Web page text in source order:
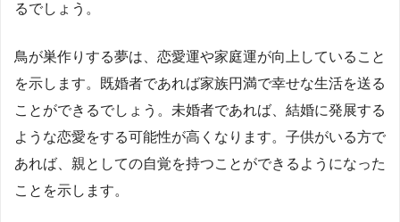
るでしょう。
鳥が巣作りする夢は、恋愛運や家庭運が向上していること
を示します。既婚者であれば家族円満で幸せな生活を送る
ことができるでしょう。未婚者であれば、結婚に発展する
ような恋愛をする可能性が高くなります。子供がいる方で
あれば、親としての自覚を持つことができるようになった
ことを示します。